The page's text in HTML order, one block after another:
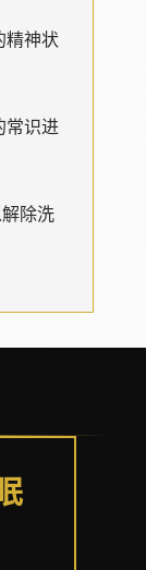
精神状
常识进
除洗